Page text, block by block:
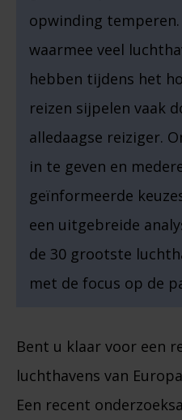
opwinding
waarmee veel
hebben tijdens het
reizen sijpelen vaak
alledaagse reiziger.
in te geven en
geïnformeerde
een uitgebreide
de 30 grootste
met de focus op de
Bent u klaar voor een
luchthavens van
Een recent